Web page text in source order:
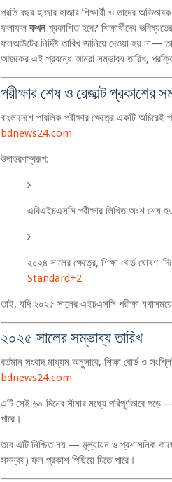
প্রতি বছর হাজার হাজার শিক্ষার্থী ও তাদের
ফলাফল কখনপ্রকাশিত হবে? শিক্ষার্থীদের
ফলআউটের নির্দিষ্ট তারিখ জানিয়ে দেওয়া হয় না—
আজকের এই প্রবন্ধে আমরা সম্ভাব্য তারিখ,
পরীক্ষার শেষ ও রেজাল্ট প্রকাশের
বাংলাদেশে পাবলিক পরীক্ষার ক্ষেত্রে একটি
bdnews24.com
উদাহরণস্বরূপ:
এবিএইচএসসি পরীক্ষার লিখিত অংশ শেষ
২০২৪ সালের ক্ষেত্রে, শিক্ষা বোর্ড ঘোষণা
Standard+2
তাই, যদি ২০২৫ সালের এইচএসসি পরীক্ষা
২০২৫ সালের সম্ভাব্য তারিখ
বর্তমান সংবাদ মাধ্যম অনুসারে, শিক্ষা বোর্ড ও
bdnews24.com
এটি সেই ৬০ দিনের সীমার মধ্যে পরিপূর্ণভাবে
পারে।
তবে এটি নিশ্চিত নয় — মূল্যায়ন ও প্রশাসনিক
সমন্বয়) ফল প্রকাশ পিছিয়ে দিতে পারে।